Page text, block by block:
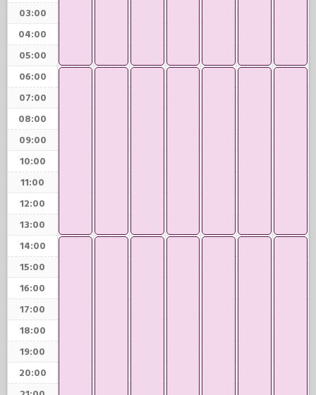
03:00
04:00
05:00
06:00
07:00
08:00
09:00
10:00
11:00
12:00
13:00
14:00
15:00
16:00
17:00
18:00
19:00
20:00